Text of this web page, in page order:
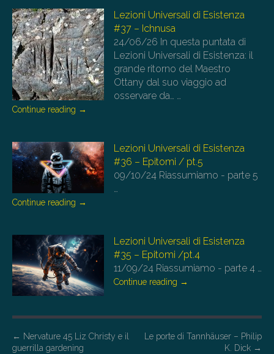
Lezioni Universali di Esistenza
#37 – Ichnusa
24/06/26 In questa puntata di
Lezioni Universali di Esistenza: il
grande ritorno del Maestro
Ottany dal suo viaggio ad
osservare da…
Continue reading →
Lezioni Universali di Esistenza
#36 – Epitomi / pt.5
09/10/24 Riassumiamo - parte 5
Continue reading →
Lezioni Universali di Esistenza
#35 – Epitomi /pt.4
11/09/24 Riassumiamo - parte 4
Continue reading →
P
← Nervature 45 Liz Christy e il
guerrilla gardening
Le porte di Tannhäuser – Philip
K. Dick →